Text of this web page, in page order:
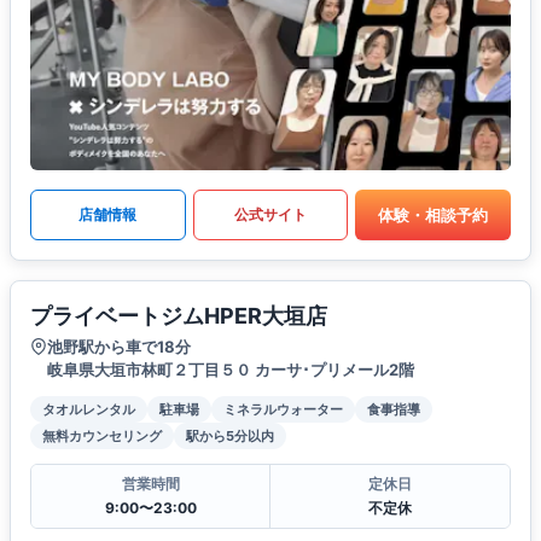
店舗情報 公式サイト 体験・相談予約
プライベートジムHPER大垣店
池野駅から車で18分
岐阜県大垣市林町２丁目５０ カーサ･プリメール2階
タオルレンタル 駐車場 ミネラルウォーター
食事指導
無料カウンセリング
駅から5分以内
営業時間
9:00〜23:00
定休日
不定休